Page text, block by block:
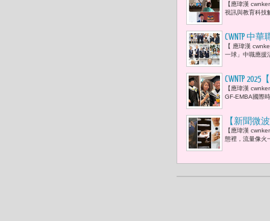
自全台的
【應瑋漢
視訊與教育科技
CWNTP 中
務串連
【 應瑋漢
一球」中職應援
CWNTP
「優秀研
【應瑋漢
GF-EMBA國際
【新聞微
【應瑋漢
態裡，流量像火